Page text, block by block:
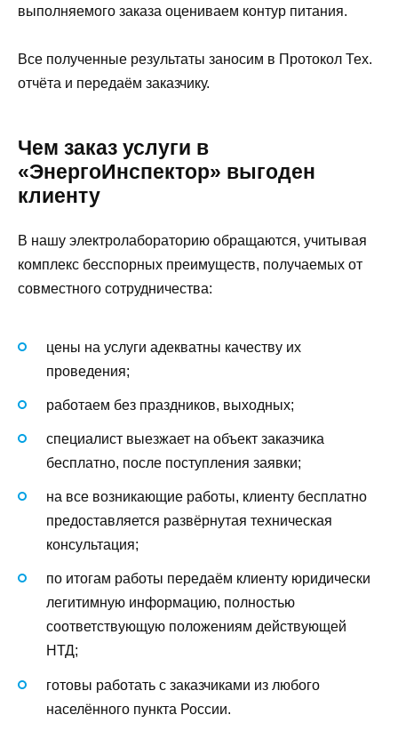
выполняемого заказа оцениваем контур питания.
Все полученные результаты заносим в Протокол Тех.
отчёта и передаём заказчику.
Чем заказ услуги в
«ЭнергоИнспектор» выгоден
клиенту
В нашу электролабораторию обращаются, учитывая
комплекс бесспорных преимуществ, получаемых от
совместного сотрудничества:
цены на услуги адекватны качеству их
проведения;
работаем без праздников, выходных;
специалист выезжает на объект заказчика
бесплатно, после поступления заявки;
на все возникающие работы, клиенту бесплатно
предоставляется развёрнутая техническая
консультация;
по итогам работы передаём клиенту юридически
легитимную информацию, полностью
соответствующую положениям действующей
НТД;
готовы работать с заказчиками из любого
населённого пункта России.